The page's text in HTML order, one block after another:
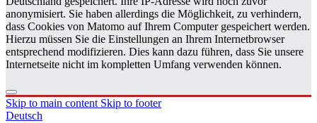
anonymisiert. Sie haben allerdings die Möglichkeit, zu verhindern,
dass Cookies von Matomo auf Ihrem Computer gespeichert werden.
Hierzu müssen Sie die Einstellungen an Ihrem Internetbrowser
entsprechend modifizieren. Dies kann dazu führen, dass Sie unsere
Internetseite nicht im kompletten Umfang verwenden können.
Skip to main content Skip to footer
Deutsch